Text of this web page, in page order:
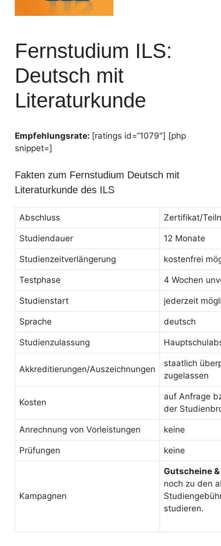
Fernstudium ILS:
Deutsch mit
Literaturkunde
Empfehlungsrate: [ratings id=“1079″] [php
snippet=]
Fakten zum Fernstudium Deutsch mit
Literaturkunde des ILS
Abschluss Zertifikat/
Studiendauer 12 Monate
Studienzeitverlängerung kostenfrei
Testphase 4 Wochen
Studienstart jederzeit
Sprache deutsch
Studienzulassung
Akkreditierungen/Auszeichnungen
staatlich
zugelassen
Kosten
auf Anfrage
der
Anrechnung von Vorleistungen keine
Prüfungen keine
Kampagnen
Gutscheine
noch zu den
studieren.